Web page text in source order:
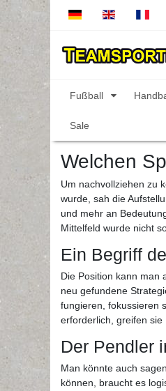
Fußball
Sale
Welchen
Um nachvollziehen zu
wurde, sah die
und mehr an
Mittelfeld wurde nicht
Ein Begriff
Die Position kann man
neu gefundene
fungieren, fokussieren
erforderlich, greifen sie
Der Pendler
Man könnte auch
können, braucht es